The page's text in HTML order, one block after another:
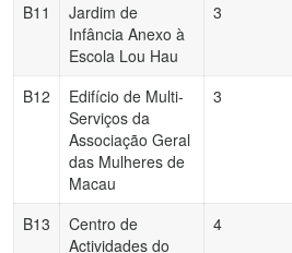
B11
Jardim de
Infância Anexo à
Escola Lou Hau
3
B12
Edifício de Multi-
Serviços da
Associação Geral
das Mulheres de
Macau
3
B13
Centro de
Actividades do
4